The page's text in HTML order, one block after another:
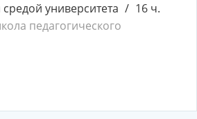
университета
16 ч.
педагогического